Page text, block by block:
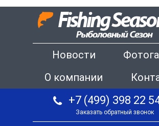
Новости
О компании
+7 (499) 398 22
Заказать обратный звонок